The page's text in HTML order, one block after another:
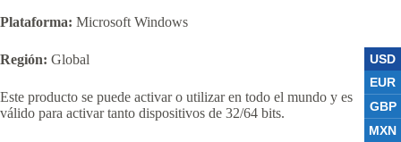
Plataforma: Microsoft Windows
Región: Global
Este producto se puede activar o utilizar en todo el mundo y es
válido para activar tanto dispositivos de 32/64 bits.
USD
EUR
GBP
MXN